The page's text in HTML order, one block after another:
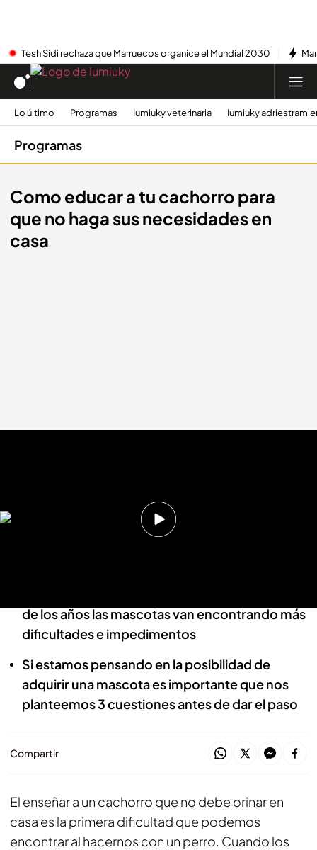
Tesh Sidi rechaza que Marruecos organice el Mundial 2030
Lo último Programas Iumiuky veterinaria Iumiuky
Programas
Como educar a tu cachorro para
que no haga sus necesidades en
casa
Hasta los 10 o 12 meses los cachorros no tienen
de los años las mascotas van encontrando más
dificultades e impedimentos
Si estamos pensando en la posibilidad de
adquirir una mascota es importante que nos
planteemos 3 cuestiones antes de dar el paso
Compartir
El enseñar a un cachorro que no debe orinar en
casa es la primera dificultad que podemos
encontrar al hacernos con un perro. Cuando los